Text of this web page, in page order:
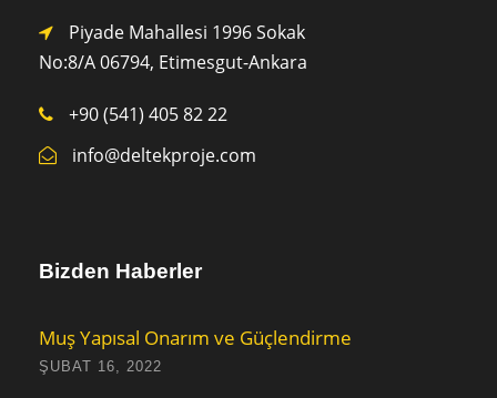
Piyade Mahallesi 1996 Sokak
No:8/A 06794, Etimesgut-Ankara
+90 (541) 405 82 22
info@deltekproje.com
Bizden Haberler
Muş Yapısal Onarım ve Güçlendirme
ŞUBAT 16, 2022